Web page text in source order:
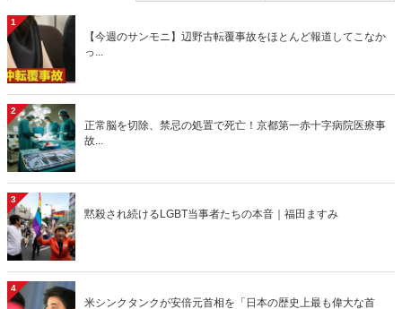
1
【今週のサンモニ】辺野古転覆事故をほとんど報道してこなか
っ...
2
正常脳を切除、禁忌の処置で死亡！京都第一赤十字病院医療事
故...
3
黙殺され続けるLGBT当事者たちの本音｜福田ますみ
4
米シンクタンクが安倍元首相を「日本の歴史上最も偉大な首